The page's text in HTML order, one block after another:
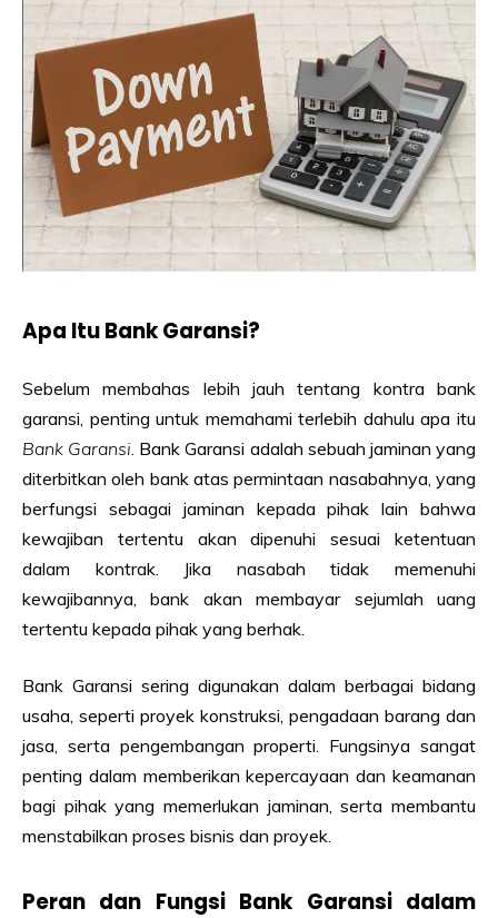
Apa Itu Bank Garansi?
Sebelum membahas lebih jauh tentang kontra bank
garansi, penting untuk memahami terlebih dahulu apa itu
Bank Garansi . Bank Garansi adalah sebuah jaminan yang
diterbitkan oleh bank atas permintaan nasabahnya, yang
berfungsi sebagai jaminan kepada pihak lain bahwa
kewajiban tertentu akan dipenuhi sesuai ketentuan
dalam kontrak. Jika nasabah tidak memenuhi
kewajibannya, bank akan membayar sejumlah uang
tertentu kepada pihak yang berhak.
Bank Garansi sering digunakan dalam berbagai bidang
usaha, seperti proyek konstruksi, pengadaan barang dan
jasa, serta pengembangan properti. Fungsinya sangat
penting dalam memberikan kepercayaan dan keamanan
bagi pihak yang memerlukan jaminan, serta membantu
menstabilkan proses bisnis dan proyek.
Peran dan Fungsi Bank Garansi dalam